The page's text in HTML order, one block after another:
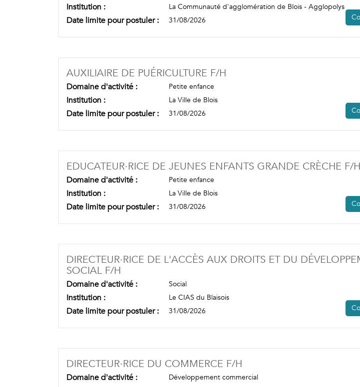
Institution : La Communauté d'agglomération de Blois - Agglopolys
Date limite pour postuler : 31/08/2026
AUXILIAIRE DE PUÉRICULTURE F/H
Domaine d'activité : Petite enfance
Institution : La Ville de Blois
Date limite pour postuler : 31/08/2026
EDUCATEUR·RICE DE JEUNES ENFANTS GRANDE CRÈCHE F/H
Domaine d'activité : Petite enfance
Institution : La Ville de Blois
Date limite pour postuler : 31/08/2026
DIRECTEUR·RICE DE L'ACCÈS AUX DROITS ET DU
SOCIAL F/H
Domaine d'activité : Social
Institution : Le CIAS du Blaisois
Date limite pour postuler : 31/08/2026
DIRECTEUR·RICE DU COMMERCE F/H
Domaine d'activité : Développement commercial